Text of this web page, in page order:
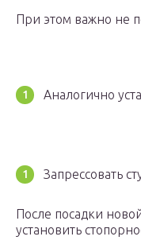
При этом важно не
Аналогично
Запрессовать
После посадки
установить